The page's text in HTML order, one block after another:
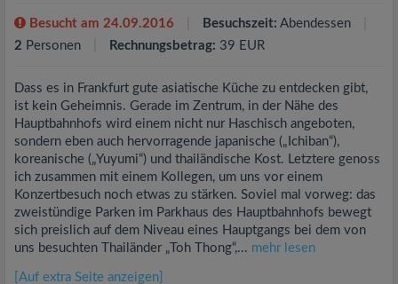
Besucht am 24.09.2016 Besuchszeit: Abendessen
2 Personen Rechnungsbetrag: 39 EUR
Dass es in Frankfurt gute asiatische Küche zu entdecken gibt,
ist kein Geheimnis. Gerade im Zentrum, in der Nähe des
Hauptbahnhofs wird einem nicht nur Haschisch angeboten,
sondern eben auch hervorragende japanische („Ichiban“),
koreanische („Yuyumi“) und thailändische Kost. Letztere genoss
ich zusammen mit einem Kollegen, um uns vor einem
Konzertbesuch noch etwas zu stärken. Soviel mal vorweg: das
zweistündige Parken im Parkhaus des Hauptbahnhofs bewegt
sich preislich auf dem Niveau eines Hauptgangs bei dem von
uns besuchten Thailänder „Toh Thong“,... mehr lesen
[Auf extra Seite anzeigen]